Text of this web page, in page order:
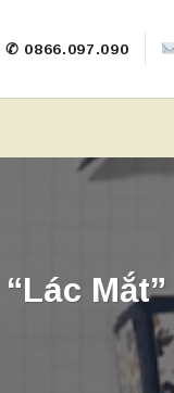
✆ 0866.097.090
Mắt”